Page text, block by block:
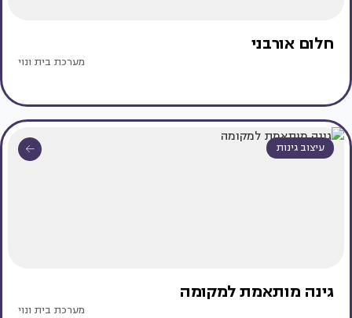
חלום אורבני
מערכת בית ונוי
עיצוב גינות
גינה מותאמת למקומה
מערכת בית ונוי